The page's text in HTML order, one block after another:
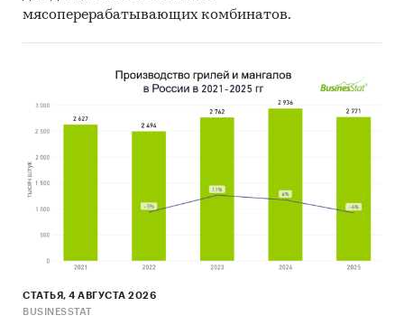
мясоперерабатывающих комбинатов.
СТАТЬЯ, 4 АВГУСТА 2026
BUSINESSTAT